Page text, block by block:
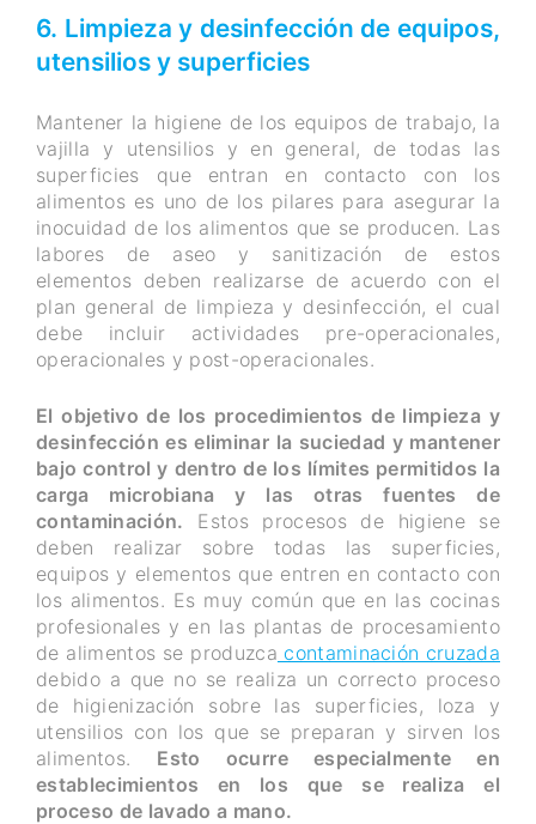
6. Limpieza y desinfección de equipos,
utensilios y superficies
Mantener la higiene de los equipos de trabajo, la
vajilla y utensilios y en general, de todas las
superficies que entran en contacto con los
alimentos es uno de los pilares para asegurar la
inocuidad de los alimentos que se producen. Las
labores de aseo y sanitización de estos
elementos deben realizarse de acuerdo con el
plan general de limpieza y desinfección, el cual
debe incluir actividades pre-operacionales,
operacionales y post-operacionales.
El objetivo de los procedimientos de limpieza y
desinfección es eliminar la suciedad y mantener
bajo control y dentro de los límites permitidos la
carga microbiana y las otras fuentes de
contaminación. Estos procesos de higiene se
deben realizar sobre todas las superficies,
equipos y elementos que entren en contacto con
los alimentos. Es muy común que en las cocinas
profesionales y en las plantas de procesamiento
de alimentos se produzca contaminación cruzada
debido a que no se realiza un correcto proceso
de higienización sobre las superficies, loza y
utensilios con los que se preparan y sirven los
alimentos. Esto ocurre especialmente en
establecimientos en los que se realiza el
proceso de lavado a mano.